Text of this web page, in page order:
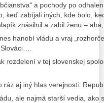
a pochody po
keď zabíjali iných, kde bolo,
znásilnil a zabil ženu –
hanobí vládu a vraj
rozdelení v tej slovenskej
ráz aj iný hlas verejnosti:
ale najmä starší vedia, ako